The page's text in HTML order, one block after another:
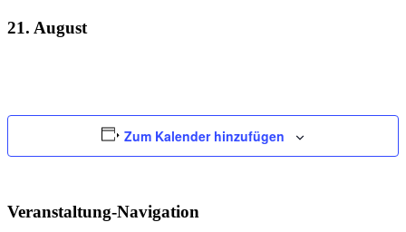
21. August
Zum Kalender hinzufügen
Veranstaltung-Navigation